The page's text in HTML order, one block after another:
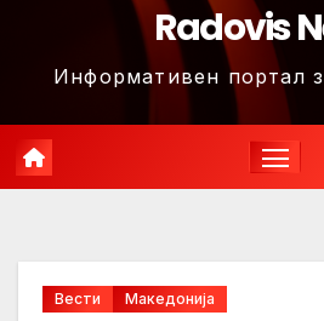
Radovis
Информативен портал
Вести Македонија